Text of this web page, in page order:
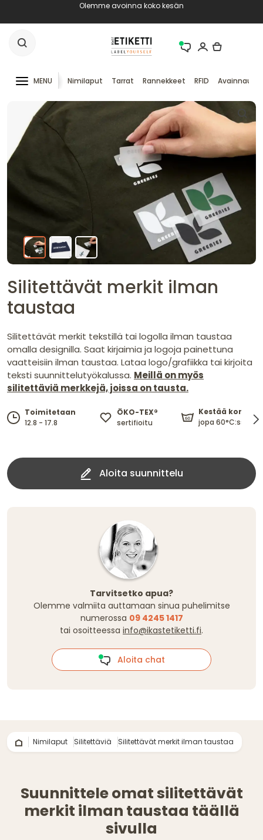
Olemme avoinna koko kesän
MENU Nimilaput Tarrat Rannekkeet RFID
Silitettävät merkit ilman
taustaa
Silitettävät merkit tekstillä tai logolla ilman taustaa
omalla designilla. Saat kirjaimia ja logoja painettuna
vaatteisiin ilman taustaa. Lataa logo/grafiikka tai kirjoita
teksti suunnittelutyökalussa. Meillä on myös
silitettäviä merkkejä, joissa on tausta.
Toimitetaan
12.8 - 17.8
ÖKO-TEX®
sertifioitu
Kestää
jopa 60°C:ssa.
Aloita suunnittelu
Tarvitsetko apua?
Olemme valmiita auttamaan sinua puhelimitse
numerossa 09 4245 1417
tai osoitteessa info@ikastetiketti.fi.
Aloita chat
Nimilaput Silitettäviä Silitettävät merkit ilman taustaa
Suunnittele omat silitettävät
merkit ilman taustaa täällä
sivulla